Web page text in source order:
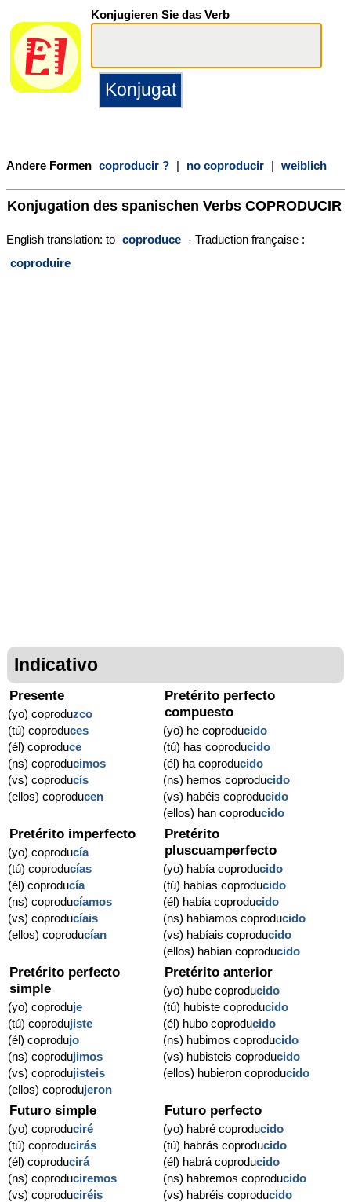
Konjugieren Sie das Verb
Andere Formen coproducir ? | no coproducir | weiblich
Konjugation des spanischen Verbs COPRODUCIR
English translation: to coproduce - Traduction française :
coproduire
Indicativo
Presente
(yo) coproduzco
(tú) coproduces
(él) coproduce
(ns) coproducimos
(vs) coproducís
(ellos) coproducen
Pretérito perfecto
compuesto
(yo) he coproducido
(tú) has coproducido
(él) ha coproducido
(ns) hemos coproducido
(vs) habéis coproducido
(ellos) han coproducido
Pretérito imperfecto
(yo) coproducía
(tú) coproducías
(él) coproducía
(ns) coproducíamos
(vs) coproducíais
(ellos) coproducían
Pretérito
pluscuamperfecto
(yo) había coproducido
(tú) habías coproducido
(él) había coproducido
(ns) habíamos coproducido
(vs) habíais coproducido
(ellos) habían coproducido
Pretérito perfecto
simple
(yo) coproduje
(tú) coprodujiste
(él) coprodujo
(ns) coprodujimos
(vs) coprodujisteis
(ellos) coprodujeron
Pretérito anterior
(yo) hube coproducido
(tú) hubiste coproducido
(él) hubo coproducido
(ns) hubimos coproducido
(vs) hubisteis coproducido
(ellos) hubieron coproducido
Futuro simple
(yo) coproduciré
(tú) coproducirás
(él) coproducirá
(ns) coproduciremos
(vs) coproduciréis
Futuro perfecto
(yo) habré coproducido
(tú) habrás coproducido
(él) habrá coproducido
(ns) habremos coproducido
(vs) habréis coproducido